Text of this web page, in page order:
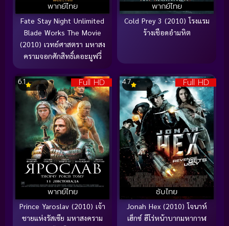
พากย์ไทย
Fate Stay Night Unlimited
Blade Works The Movie
(2010) เวทย์ศาสตรา มหาสง
ครามจอกศักสิทธิ์เดอะมูฟวี่
พากย์ไทย
Cold Prey 3 (2010) โรงแรม
ร้างเชือดอำมหิต
Full HD
พากย์ไทย
6.1
Prince Yaroslav (2010) เจ้า
ชายแห่งรัสเซีย มหาสงคราม
Full HD
ซับไทย
4.7
Jonah Hex (2010) โจนาห์
เฮ็กซ์ ฮีโร่หน้าบากมหากาฬ